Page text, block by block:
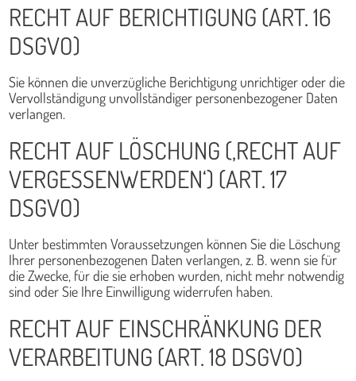
RECHT AUF BERICHTIGUNG (ART. 16
DSGVO)
Sie können die unverzügliche Berichtigung unrichtiger oder die
Vervollständigung unvollständiger personenbezogener Daten
verlangen.
RECHT AUF LÖSCHUNG (‚RECHT AUF
VERGESSENWERDEN‘) (ART. 17
DSGVO)
Unter bestimmten Voraussetzungen können Sie die Löschung
Ihrer personenbezogenen Daten verlangen, z. B. wenn sie für
die Zwecke, für die sie erhoben wurden, nicht mehr notwendig
sind oder Sie Ihre Einwilligung widerrufen haben.
RECHT AUF EINSCHRÄNKUNG DER
VERARBEITUNG (ART. 18 DSGVO)